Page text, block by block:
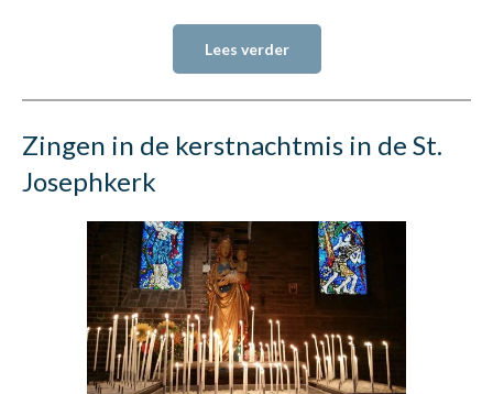
Lees verder
Zingen in de kerstnachtmis in de St.
Josephkerk